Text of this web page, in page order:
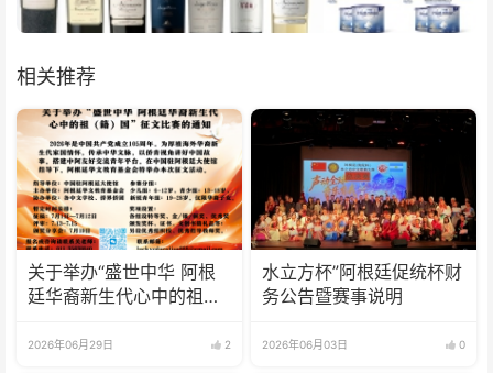
相关推荐
关于举办“盛世中华 阿根
廷华裔新生代心中的祖
2026年06月29日 2
水立方杯”阿根廷促统杯财
务公告暨赛事说明
2026年06月03日 0